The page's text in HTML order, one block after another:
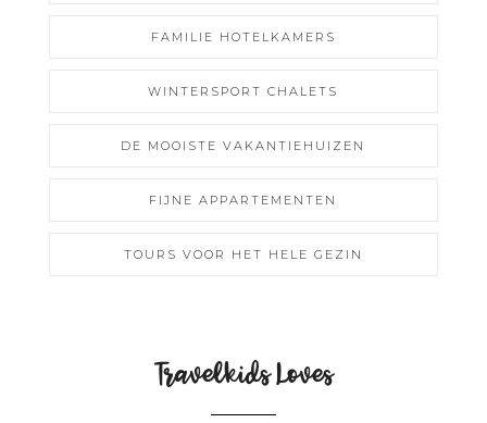
FAMILIE HOTELKAMERS
WINTERSPORT CHALETS
DE MOOISTE VAKANTIEHUIZEN
FIJNE APPARTEMENTEN
TOURS VOOR HET HELE GEZIN
Travelkids Loves